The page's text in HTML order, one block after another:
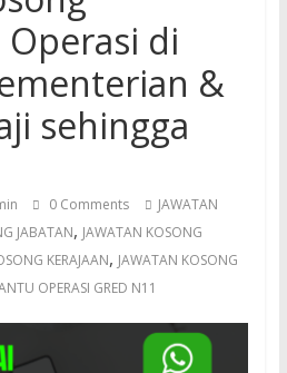
di
&
sehingga
0 Comments
JAWATAN
JABATAN, JAWATAN KOSONG
KERAJAAN, JAWATAN KOSONG
OPERASI GRED N11